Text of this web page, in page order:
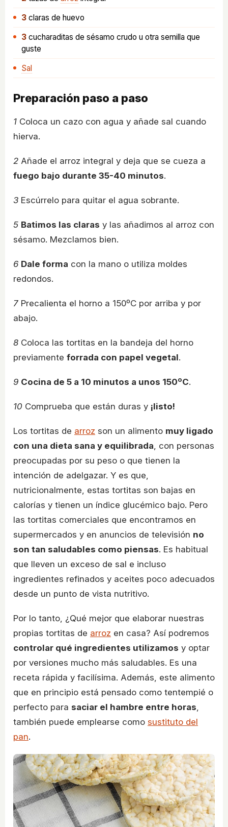
3 claras de huevo
3 cucharaditas de sésamo crudo u otra semilla que
guste
Sal
Preparación paso a paso
1 Coloca un cazo con agua y añade sal cuando
hierva.
2 Añade el arroz integral y deja que se cueza a
fuego bajo durante 35-40 minutos.
3 Escúrrelo para quitar el agua sobrante.
5 Batimos las claras y las añadimos al arroz con
sésamo. Mezclamos bien.
6 Dale forma con la mano o utiliza moldes
redondos.
7 Precalienta el horno a 150ºC por arriba y por
abajo.
8 Coloca las tortitas en la bandeja del horno
previamente forrada con papel vegetal.
9 Cocina de 5 a 10 minutos a unos 150ºC.
10 Comprueba que están duras y ¡listo!
Los tortitas de arroz son un alimento muy ligado
con una dieta sana y equilibrada, con personas
preocupadas por su peso o que tienen la
intención de adelgazar. Y es que,
nutricionalmente, estas tortitas son bajas en
calorías y tienen un índice glucémico bajo. Pero
las tortitas comerciales que encontramos en
supermercados y en anuncios de televisión no
son tan saludables como piensas. Es habitual
que lleven un exceso de sal e incluso
ingredientes refinados y aceites poco adecuados
desde un punto de vista nutritivo.
Por lo tanto, ¿Qué mejor que elaborar nuestras
propias tortitas de arroz en casa? Así podremos
controlar qué ingredientes utilizamos y optar
por versiones mucho más saludables. Es una
receta rápida y facilísima. Además, este alimento
que en principio está pensado como tentempié o
perfecto para saciar el hambre entre horas,
también puede emplearse como sustituto del
pan.